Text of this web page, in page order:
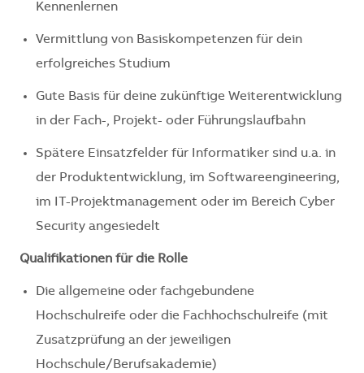
Kennenlernen
Vermittlung von Basiskompetenzen für dein
erfolgreiches Studium
Gute Basis für deine zukünftige Weiterentwicklung
in der Fach-, Projekt- oder Führungslaufbahn
Spätere Einsatzfelder für Informatiker sind u.a. in
der Produktentwicklung, im Softwareengineering,
im IT-Projektmanagement oder im Bereich Cyber
Security angesiedelt
Qualifikationen für die Rolle
Die allgemeine oder fachgebundene
Hochschulreife oder die Fachhochschulreife (mit
Zusatzprüfung an der jeweiligen
Hochschule/Berufsakademie)